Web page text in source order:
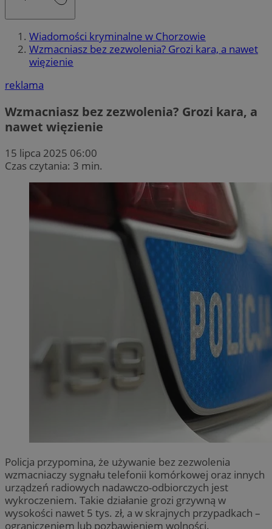
Wiadomości kryminalne w Chorzowie
Wzmacniasz bez zezwolenia? Grozi kara, a nawet
więzienie
reklama
Wzmacniasz bez zezwolenia? Grozi kara, a
nawet więzienie
15 lipca 2025 06:00
Czas czytania: 3 min.
Policja przypomina, że używanie bez zezwolenia
wzmacniaczy sygnału telefonii komórkowej oraz innych
urządzeń radiowych nadawczo-odbiorczych jest
wykroczeniem. Takie działanie grozi grzywną w
wysokości nawet 5 tys. zł, a w skrajnych przypadkach –
ograniczeniem lub pozbawieniem wolności.